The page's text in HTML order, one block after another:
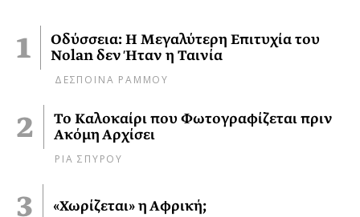
Οδύσσεια: Η Μεγαλύτερη Επιτυχία του
Nolan δεν Ήταν η Ταινία
ΔΕΣΠΟΙΝΑ ΡΑΜΜΟΥ
Το Καλοκαίρι που Φωτογραφίζεται πριν
Ακόμη Αρχίσει
ΡΙΑ ΣΠΥΡΟΥ
«Χωρίζεται» η Αφρική;